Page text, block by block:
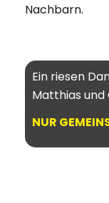
Nachbarn.
Ein riesen
Matthias und
NUR